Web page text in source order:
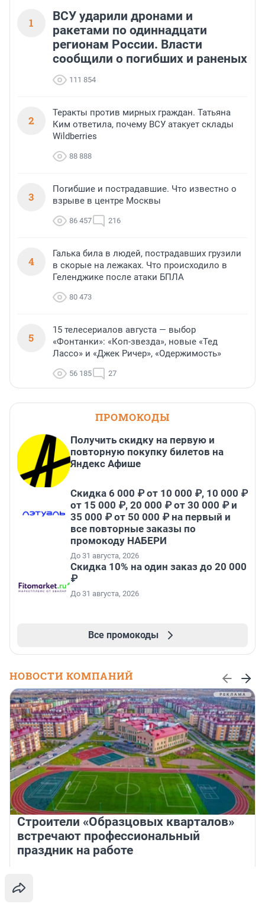
1
ВСУ ударили дронами и
ракетами по одиннадцати
регионам России. Власти
сообщили о погибших и раненых
111 854
2
Теракты против мирных граждан. Татьяна
Ким ответила, почему ВСУ атакует склады
Wildberries
88 888
3
Погибшие и пострадавшие. Что известно о
взрыве в центре Москвы
86 457 216
4
Галька била в людей, пострадавших грузили
в скорые на лежаках. Что происходило в
Геленджике после атаки БПЛА
80 473
5
15 телесериалов августа — выбор
«Фонтанки»: «Коп-звезда», новые «Тед
Лассо» и «Джек Ричер», «Одержимость»
56 185 27
ПРОМОКОДЫ
Получить скидку на первую и
повторную покупку билетов на
Яндекс Афише
Скидка 6 000 ₽ от 10 000 ₽, 10 000 ₽
от 15 000 ₽, 20 000 ₽ от 30 000 ₽ и
35 000 ₽ от 50 000 ₽ на первый и
все повторные заказы по
промокоду НАБЕРИ
До 31 августа, 2026
Скидка 10% на один заказ до 20 000
₽
До 31 августа, 2026
Все промокоды
НОВОСТИ КОМПАНИЙ
Строители «Образцовых кварталов»
встречают профессиональный
праздник на работе
„Терминал-Ресурс“ — о планах компании, испытаниях и
поводах для осторожного оптимизма.